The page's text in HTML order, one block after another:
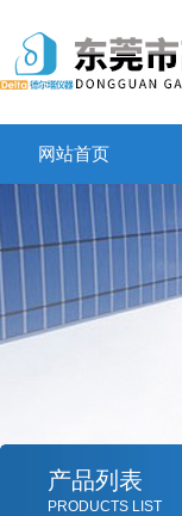
网站首页
产品列表
PRODUCTS LIST